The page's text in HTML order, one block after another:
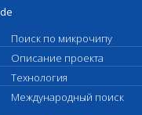
Поиск по микрочипу
Описание проекта
Технология
Международный поиск